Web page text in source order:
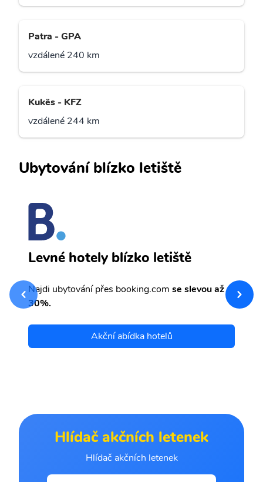
Patra - GPA
vzdálené 240 km
Kukës - KFZ
vzdálené 244 km
Ubytování blízko letiště
Levné hotely blízko letiště
Najdi ubytování přes booking.com se slevou až
30%.
Akční abídka hotelů
Hlídač akčních letenek
Hlídač akčních letenek